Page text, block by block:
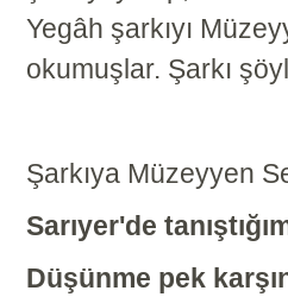
Yegâh şarkıyı
okumuşlar. Şarkı
Şarkıya Müzeyyen
Sarıyer'de
Düşünme pek